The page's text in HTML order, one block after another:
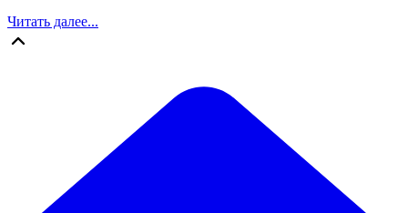
Читать далее...